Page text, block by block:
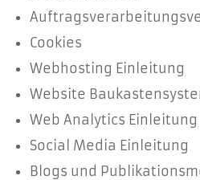
Cookies
Webhosting Einleitung
Website
Web Analytics Einleitung
Social Media Einleitung
Blogs und